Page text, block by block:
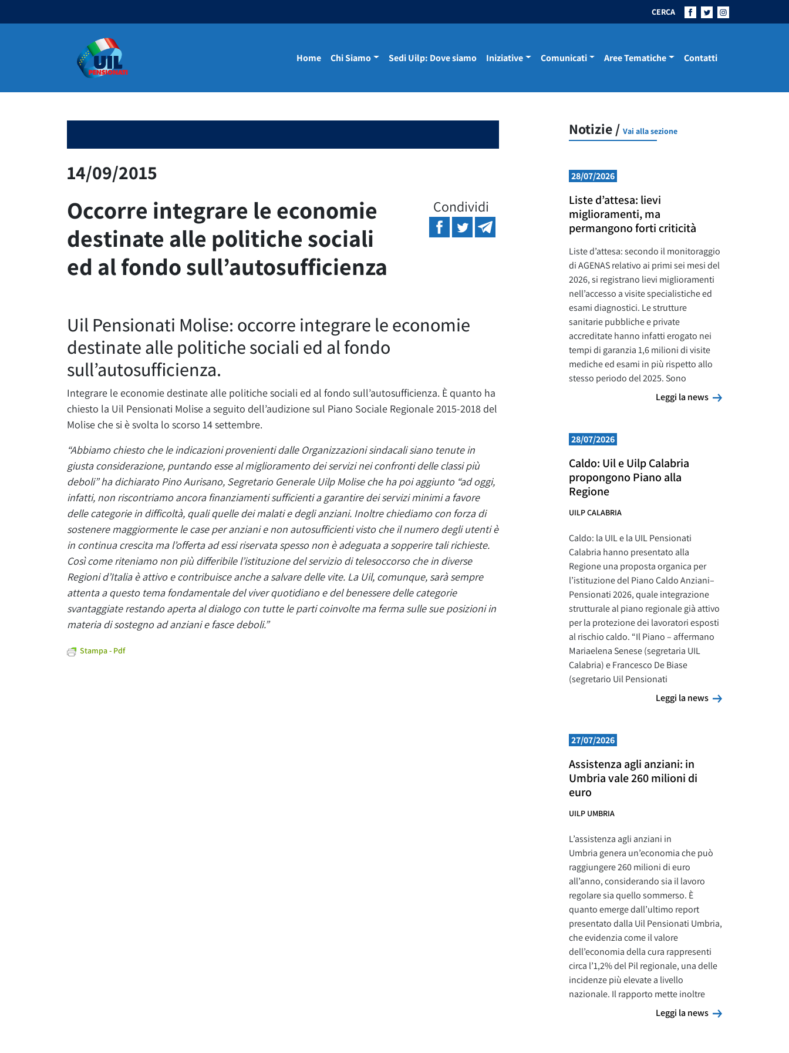
CERCA
Navigazione principale Home Chi Siamo Sedi Uilp: Dove siamo Iniziative Comunicati Aree Tematiche Contatti
14/09/2015
Occorre integrare le economie
destinate alle politiche sociali
ed al fondo sull’autosufficienza
Condividi
Uil Pensionati Molise: occorre integrare le economie
destinate alle politiche sociali ed al fondo
sull’autosufficienza.
Integrare le economie destinate alle politiche sociali ed al fondo sull’autosufficienza. È quanto ha
chiesto la Uil Pensionati Molise a seguito dell’audizione sul Piano Sociale Regionale 2015-2018 del
Molise che si è svolta lo scorso 14 settembre.
“Abbiamo chiesto che le indicazioni provenienti dalle Organizzazioni sindacali siano tenute in
giusta considerazione, puntando esse al miglioramento dei servizi nei confronti delle classi più
deboli” ha dichiarato Pino Aurisano, Segretario Generale Uilp Molise che ha poi aggiunto “ad oggi,
infatti, non riscontriamo ancora finanziamenti sufficienti a garantire dei servizi minimi a favore
delle categorie in difficoltà, quali quelle dei malati e degli anziani. Inoltre chiediamo con forza di
sostenere maggiormente le case per anziani e non autosufficienti visto che il numero degli utenti è
in continua crescita ma l’offerta ad essi riservata spesso non è adeguata a sopperire tali richieste.
Così come riteniamo non più differibile l’istituzione del servizio di telesoccorso che in diverse
Regioni d’Italia è attivo e contribuisce anche a salvare delle vite. La Uil, comunque, sarà sempre
attenta a questo tema fondamentale del viver quotidiano e del benessere delle categorie
svantaggiate restando aperta al dialogo con tutte le parti coinvolte ma ferma sulle sue posizioni in
materia di sostegno ad anziani e fasce deboli.”
Stampa - Pdf
Notizie / Vai alla sezione
28/07/2026
Liste d’attesa: lievi
miglioramenti, ma
permangono forti criticità
Liste d’attesa: secondo il monitoraggio
di AGENAS relativo ai primi sei mesi del
2026, si registrano lievi miglioramenti
nell’accesso a visite specialistiche ed
esami diagnostici. Le strutture
sanitarie pubbliche e private
accreditate hanno infatti erogato nei
tempi di garanzia 1,6 milioni di visite
mediche ed esami in più rispetto allo
stesso periodo del 2025. Sono
Leggi la news
Leggi la news
28/07/2026
Caldo: Uil e Uilp Calabria
propongono Piano alla
Regione
UILP CALABRIA
Caldo: la UIL e la UIL Pensionati
Calabria hanno presentato alla
Regione una proposta organica per
l’istituzione del Piano Caldo Anziani–
Pensionati 2026, quale integrazione
strutturale al piano regionale già attivo
per la protezione dei lavoratori esposti
al rischio caldo. “Il Piano – affermano
Mariaelena Senese (segretaria UIL
Calabria) e Francesco De Biase
(segretario Uil Pensionati
Leggi la news
Leggi la news
27/07/2026
Assistenza agli anziani: in
Umbria vale 260 milioni di
euro
UILP UMBRIA
L’assistenza agli anziani in
Umbria genera un’economia che può
raggiungere 260 milioni di euro
all’anno, considerando sia il lavoro
regolare sia quello sommerso. È
quanto emerge dall’ultimo report
presentato dalla Uil Pensionati Umbria,
che evidenzia come il valore
dell’economia della cura rappresenti
circa l’1,2% del Pil regionale, una delle
incidenze più elevate a livello
nazionale. Il rapporto mette inoltre
Leggi la news
Leggi la news